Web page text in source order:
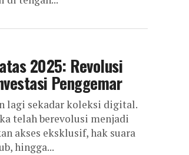
2025: Revolusi
Penggemar
lagi sekadar koleksi digital.
telah berevolusi menjadi
akses eksklusif, hak suara
hingga...